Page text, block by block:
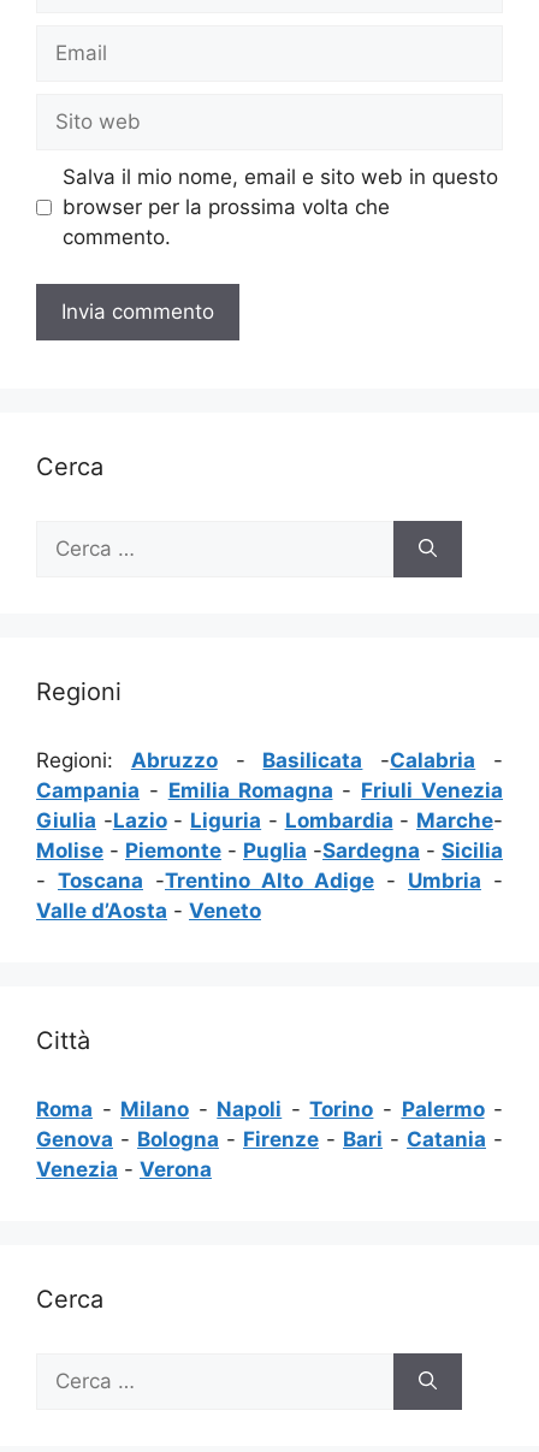
Email
Sito
web
Salva il mio nome, email e sito web in questo
browser per la prossima volta che
commento.
Cerca
per:
Regioni
Regioni: Abruzzo- Basilicata -Calabria -
Campania - Emilia Romagna - Friuli Venezia
Giulia -Lazio- Liguria - Lombardia - Marche-
Molise - Piemonte - Puglia -Sardegna - Sicilia
- Toscana -Trentino Alto Adige - Umbria -
Valle d’Aosta - Veneto
Città
Roma - Milano - Napoli -Torino - Palermo-
Genova - Bologna - Firenze - Bari - Catania -
Venezia - Verona
Cerca
per: